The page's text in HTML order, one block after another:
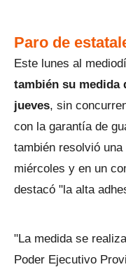
Paro de
Este lunes al
también su medida
jueves, sin
con la garantía de
también resolvió
miércoles y en un
destacó "la alta
"La medida se
Poder Ejecutivo